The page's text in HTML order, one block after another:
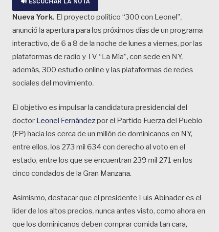
Nueva York. El proyecto político “300 con Leonel”,
anunció la apertura para los próximos días de un programa
interactivo, de 6 a 8 de la noche de lunes a viernes, por las
plataformas de radio y TV “La Mía”, con sede en NY,
además, 300 estudio online y las plataformas de redes
sociales del movimiento.
El objetivo es impulsar la candidatura presidencial del
doctor Leonel Fernándezpor el Partido Fuerza del Pueblo
(FP) hacia los cerca de un millón de dominicanos en NY,
entre ellos, los 273 mil 634 con derecho al voto en el
estado, entre los que se encuentran 239 mil 271 en los
cinco condados de la Gran Manzana.
Asimismo, destacar que el presidente Luis Abinader es el
líder de los altos precios, nunca antes visto, como ahora en
que los dominicanos deben comprar comida tan cara,